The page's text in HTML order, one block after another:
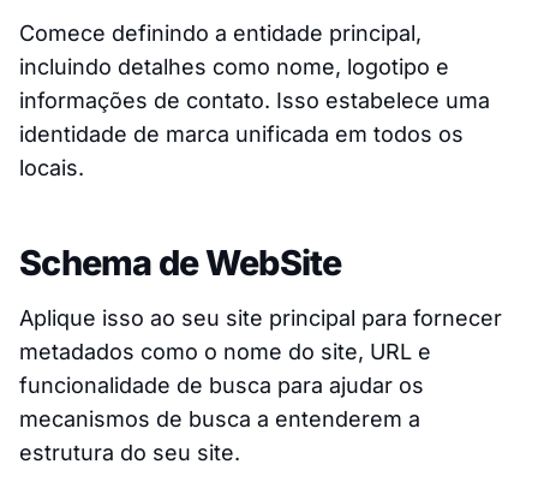
Comece definindo a entidade principal,
incluindo detalhes como nome, logotipo e
informações de contato. Isso estabelece uma
identidade de marca unificada em todos os
locais.
Schema de WebSite
Aplique isso ao seu site principal para fornecer
metadados como o nome do site, URL e
funcionalidade de busca para ajudar os
mecanismos de busca a entenderem a
estrutura do seu site.